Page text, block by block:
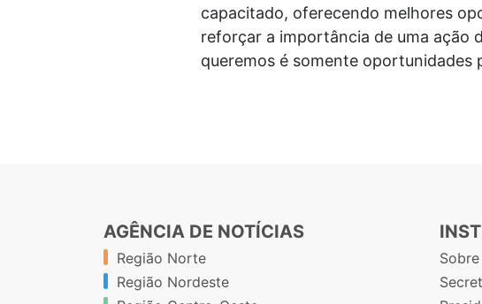
capacitado, oferecendo melhores
reforçar a importância de uma ação
queremos é somente oportunidades
AGÊNCIA DE NOTÍCIAS
Região Norte
Região Nordeste